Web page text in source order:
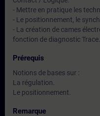
- Mettre en pratique les
- Le positionnement, le
- La création de cames
fonction de diagnostic Trace.
Prérequis
Notions de bases sur :
La régulation.
Le positionnement.
Remarque